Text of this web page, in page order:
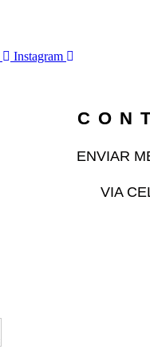
Instagram
ENVIAR
VIA